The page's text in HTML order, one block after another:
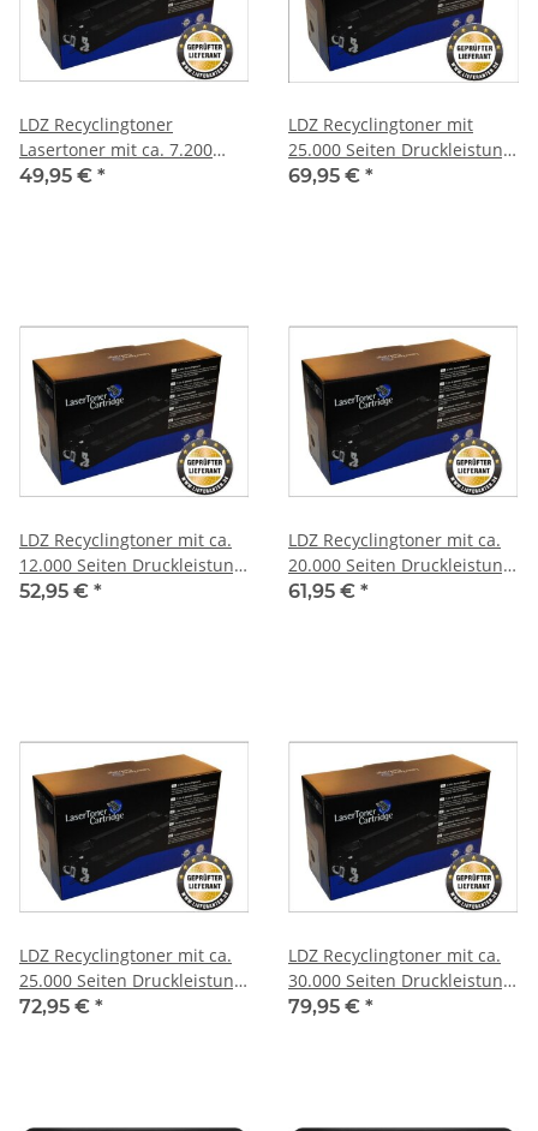
LDZ Recyclingtoner
Lasertoner mit ca. 7.200
Seiten Druckleistung bei 5%
49,95 € *
LDZ Recyclingtoner mit
25.000 Seiten Druckleistung
nach Iso ersetzt TK3130
69,95 € *
LDZ Recyclingtoner mit ca.
12.000 Seiten Druckleistung-
ersetzt TK 8315K- schwarz
52,95 € *
LDZ Recyclingtoner mit ca.
20.000 Seiten Druckleistung-
ersetzt TK 865K- schwarz
61,95 € *
LDZ Recyclingtoner mit ca.
25.000 Seiten Druckleistung-
ersetzt TK 8305K- schwarz
72,95 € *
LDZ Recyclingtoner mit ca.
30.000 Seiten Druckleistung-
ersetzt TK 8505K- schwarz
79,95 € *